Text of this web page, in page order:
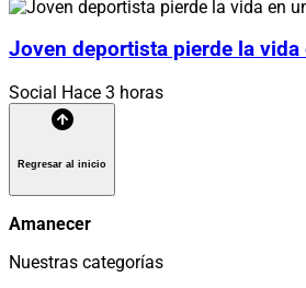
Joven deportista pierde la vida
Social Hace 3 horas
Regresar al inicio
Amanecer
Nuestras categorías